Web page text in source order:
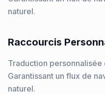
naturel.
Raccourcis
Traduction
Garantissant un flux de
naturel.